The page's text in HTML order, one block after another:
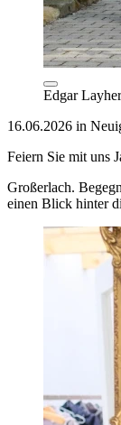
Edgar Layher
16.06.2026 in
Feiern Sie mit uns
Großerlach.
einen Blick hinter